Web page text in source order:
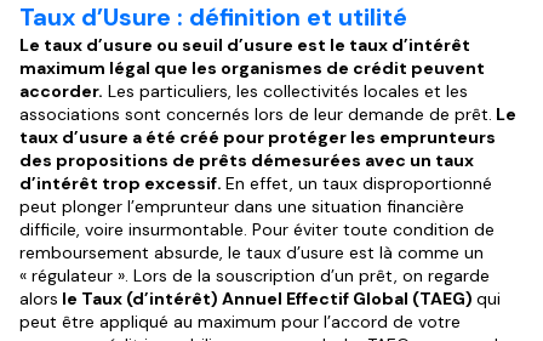
Taux d’Usure : définition et utilité
Le taux d’usure ou seuil d’usure est le taux d’intérêt
maximum légal que les organismes de crédit peuvent
accorder. Les particuliers, les collectivités locales et les
associations sont concernés lors de leur demande de prêt. Le
taux d’usure a été créé pour protéger les emprunteurs
des propositions de prêts démesurées avec un taux
d’intérêt trop excessif. En effet, un taux disproportionné
peut plonger l’emprunteur dans une situation financière
difficile, voire insurmontable. Pour éviter toute condition de
remboursement absurde, le taux d’usure est là comme un
« régulateur ». Lors de la souscription d’un prêt, on regarde
alors le Taux (d’intérêt) Annuel Effectif Global (TAEG) qui
peut être appliqué au maximum pour l’accord de votre